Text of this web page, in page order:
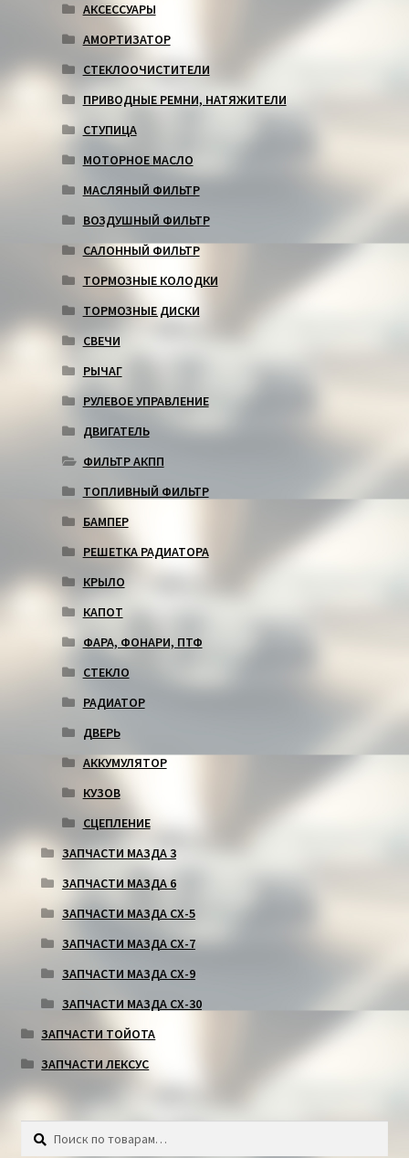
АКСЕССУАРЫ
АМОРТИЗАТОР
СТЕКЛООЧИСТИТЕЛИ
ПРИВОДНЫЕ РЕМНИ, НАТЯЖИТЕЛИ
СТУПИЦА
МОТОРНОЕ МАСЛО
МАСЛЯНЫЙ ФИЛЬТР
ВОЗДУШНЫЙ ФИЛЬТР
САЛОННЫЙ ФИЛЬТР
ТОРМОЗНЫЕ КОЛОДКИ
ТОРМОЗНЫЕ ДИСКИ
СВЕЧИ
РЫЧАГ
РУЛЕВОЕ УПРАВЛЕНИЕ
ДВИГАТЕЛЬ
ФИЛЬТР АКПП
ТОПЛИВНЫЙ ФИЛЬТР
БАМПЕР
РЕШЕТКА РАДИАТОРА
КРЫЛО
КАПОТ
ФАРА, ФОНАРИ, ПТФ
СТЕКЛО
РАДИАТОР
ДВЕРЬ
АККУМУЛЯТОР
КУЗОВ
СЦЕПЛЕНИЕ
ЗАПЧАСТИ МАЗДА 3
ЗАПЧАСТИ МАЗДА 6
ЗАПЧАСТИ МАЗДА СХ-5
ЗАПЧАСТИ МАЗДА СХ-7
ЗАПЧАСТИ МАЗДА СХ-9
ЗАПЧАСТИ МАЗДА СХ-30
ЗАПЧАСТИ ТОЙОТА
ЗАПЧАСТИ ЛЕКСУС
Искать:
Поиск